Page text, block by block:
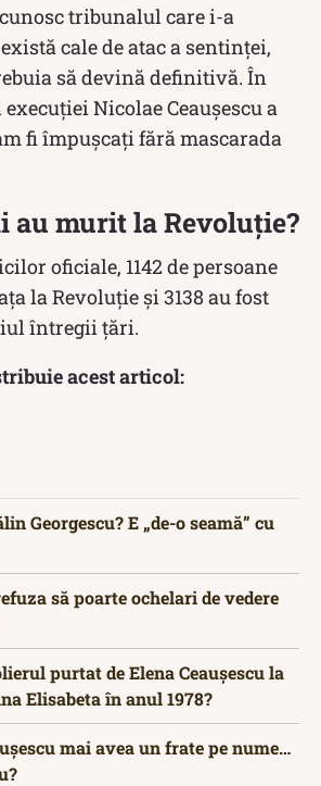
tribunalul care i-a
cale de atac a sentinței,
să devină definitivă. În
Nicolae Ceaușescu a
fi împușcați fără mascarada
au murit la Revoluţie?
oficiale, 1142 de persoane
la Revoluţie şi 3138 au fost
întregii ţări.
acest articol:
Georgescu? E „de-o seamă” cu
să poarte ochelari de vedere
purtat de Elena Ceaușescu la
Elisabeta în anul 1978?
mai avea un frate pe nume…